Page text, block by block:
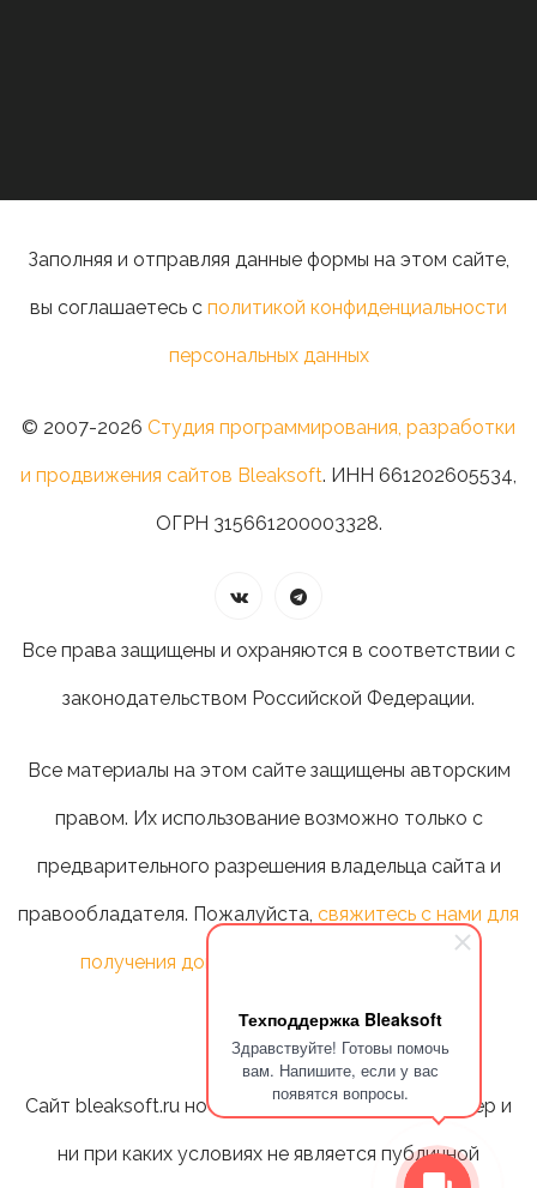
Техподдержка Bleaksoft
Здравствуйте! Готовы помочь
вам. Напишите, если у вас
появятся вопросы.
Заполняя и отправляя данные формы на этом сайте,
вы соглашаетесь с политикой конфиденциальности
персональных данных
© 2007-2026 Студия программирования, разработки
и продвижения сайтов Bleaksoft. ИНН 661202605534,
ОГРН 315661200003328.
Все права защищены и охраняются в соответствии с
законодательством Российской Федерации.
Все материалы на этом сайте защищены авторским
правом. Их использование возможно только с
предварительного разрешения владельца сайта и
правообладателя. Пожалуйста, свяжитесь с нами для
получения дополнительной информации
Сайт bleaksoft.ru носит информационный характер и
ни при каких условиях не является публичной